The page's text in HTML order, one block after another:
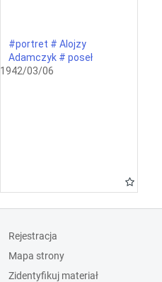
#portret # Alojzy
Adamczyk # poseł
1942/03/06
Rejestracja
Mapa strony
Zidentyfikuj materiał